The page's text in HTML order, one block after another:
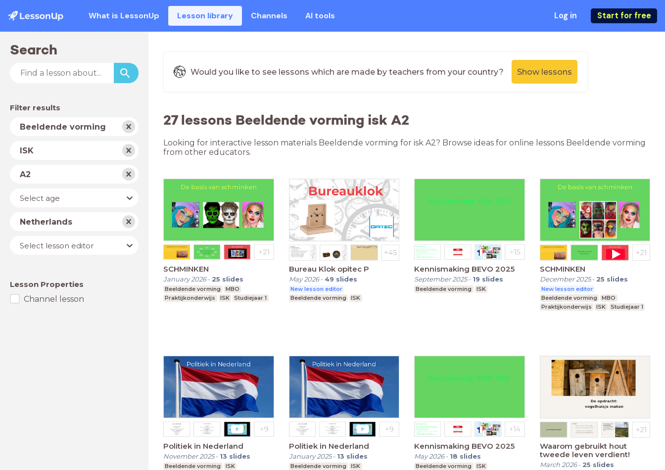
What is LessonUp Lesson library Channels AI tools Log in Start for free
Search
Filter results
Subject
Beeldende vorming
School
typeISK
Level
A2
YearSelect age
Country
Netherlands
Lesson
editor
Select lesson editor
Lesson Properties
Channel lesson
Would you like to see lessons which are made by teachers from your country? Show lessons
27 lessons Beeldende vorming isk A2
Looking for interactive lesson materials Beeldende vorming for isk A2? Browse ideas for online lessons Beeldende vorming
from other educators.
SCHMINKEN
January 2026- 25 slides
Beeldende vorming
MBO
Praktijkonderwijs
ISK Studiejaar 1
Bureau Klok opitec P
May 2026- 49 slides
New lesson editor
Beeldende vorming
ISK
Kennismaking BEVO 2025
September 2025- 19 slides
Beeldende vorming ISK
SCHMINKEN
December 2025- 25 slides
New lesson editor
Beeldende vorming
MBO
Praktijkonderwijs
ISK Studiejaar 1
Politiek in Nederland
November 2025- 13 slides
Beeldende vorming ISK
Politiek in Nederland
January 2025- 13 slides
Beeldende vorming ISK
Kennismaking BEVO 2025
May 2026- 18 slides
Beeldende vorming ISK
Waarom gebruikt hout
tweede leven verdient!
March 2026- 25 slides